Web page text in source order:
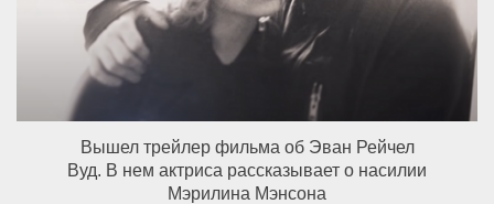
Вышел трейлер фильма об Эван Рейчел
Вуд. В нем актриса рассказывает о насилии
Мэрилина Мэнсона